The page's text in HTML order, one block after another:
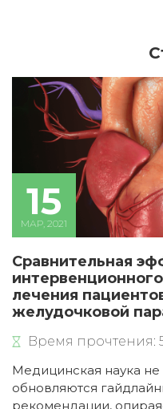
15
МАР, 2021
Сравнительная
лечения
желудочковой
Время прочтения:
Медицинская наука
обновляются
рекомендации,